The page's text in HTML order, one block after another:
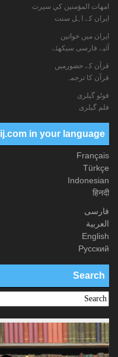
امهات المؤمنين كي سيرت
ایران کے اہل سنت
ایران میں خواتین
آئیے فارسی سیکھئے
قرآن کے حضورمیں
قرآن کا ترجمہ
فوٹو گيلری
فلم گیلری
in your language
Français
Türkçe
Indonesian
हिनदी
فارسی
العربیة
English
Русский
Search